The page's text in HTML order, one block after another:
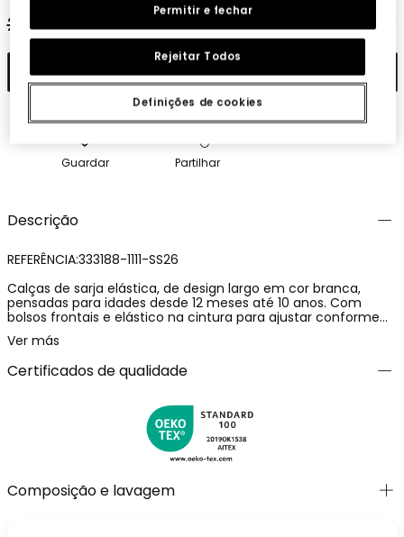
29,95 € 14,95 € 11,95 €
Adicionar
Guardar Partilhar
Descrição
REFERÊNCIA:333188-1111-SS26
Calças de sarja elástica, de design largo em cor branca,
pensadas para idades desde 12 meses até 10 anos. Com
bolsos frontais e elástico na cintura para ajustar conforme
necessário. É uma peça perfeita para combinar com
qualquer estilo e cor. Um bom básico para ter no armário.
Ver más
Certificados de qualidade
Composição e lavagem
Definições de cookies
Rejeitar Todos
Permitir e fechar